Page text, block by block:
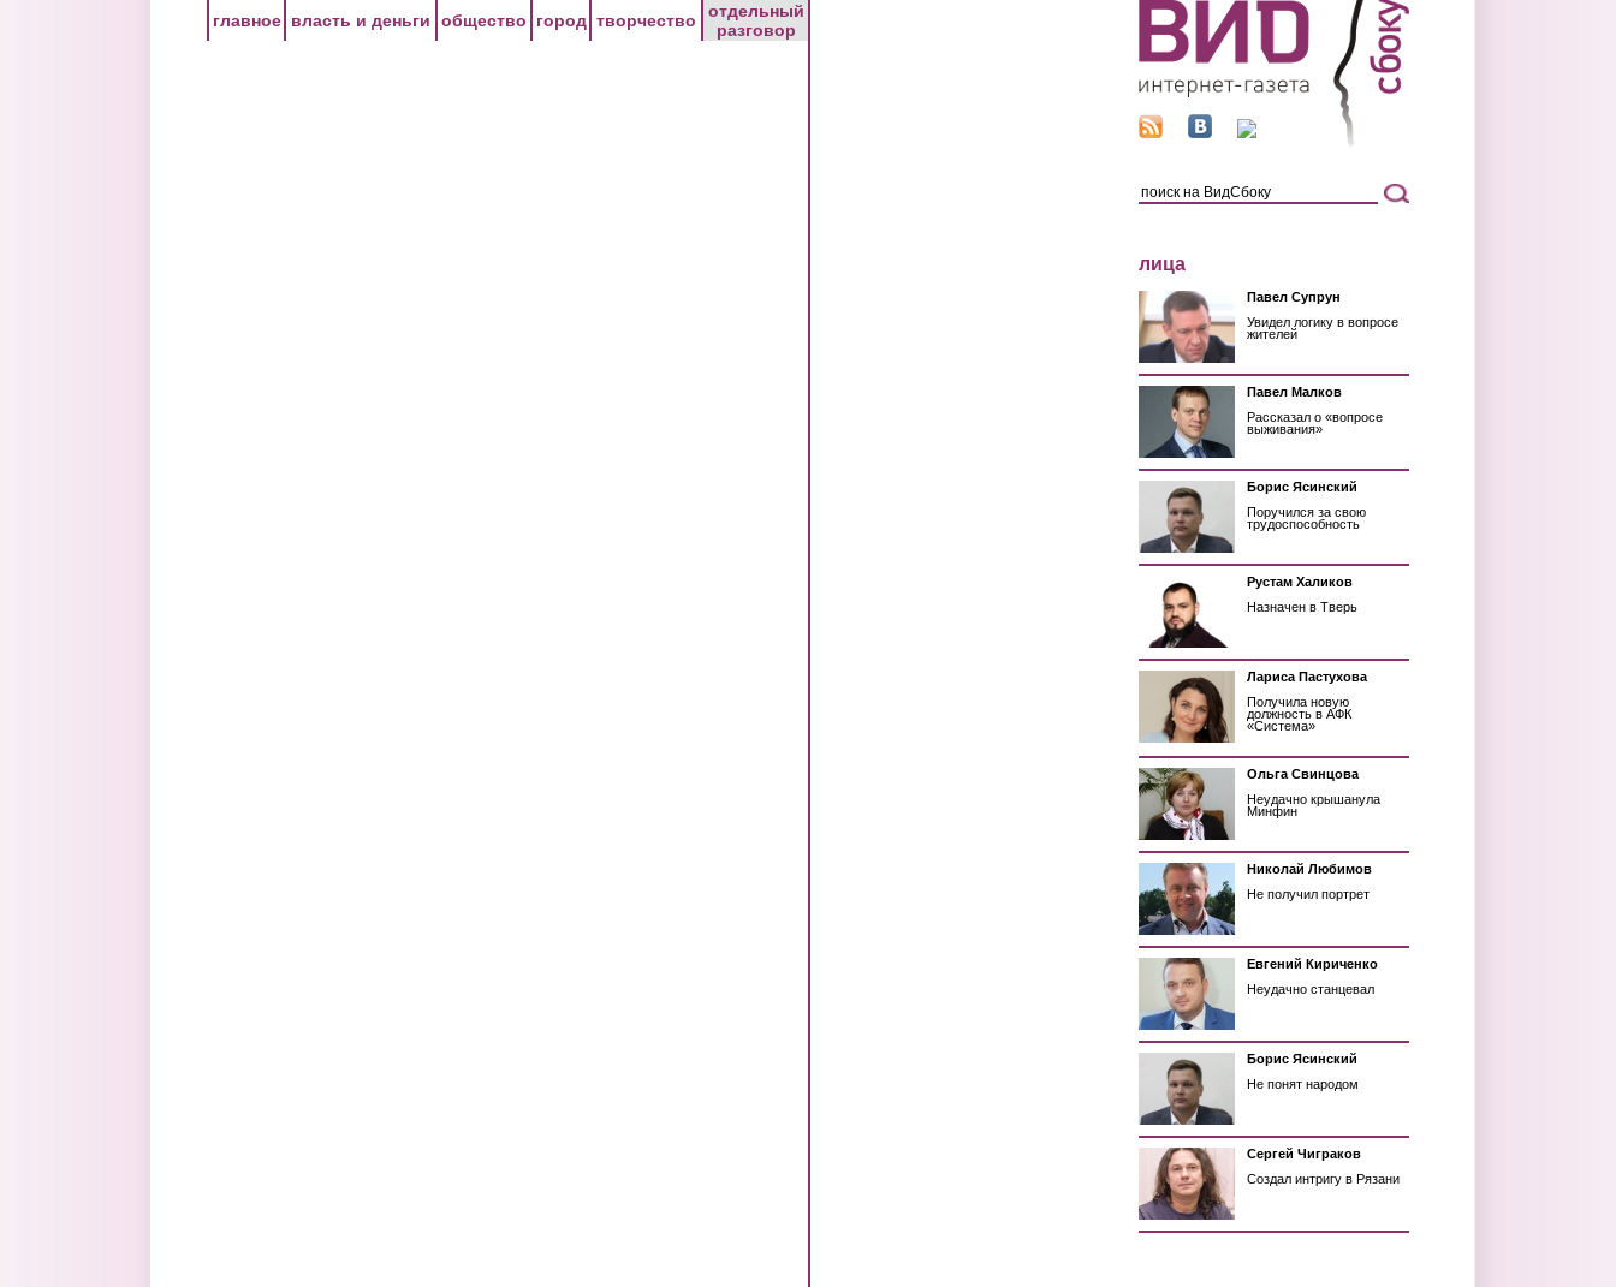
главное власть и деньги общество город творчество
отдельный
разговор
лица
Павел Супрун
Увидел логику в вопросе
жителей
Павел Малков
Рассказал о «вопросе
выживания»
Борис Ясинский
Поручился за свою
трудоспособность
Рустам Халиков
Назначен в Тверь
Лариса Пастухова
Получила новую
должность в АФК
«Система»
Ольга Свинцова
Неудачно крышанула
Минфин
Николай Любимов
Не получил портрет
Евгений Кириченко
Неудачно станцевал
Борис Ясинский
Не понят народом
Сергей Чиграков
Создал интригу в Рязани